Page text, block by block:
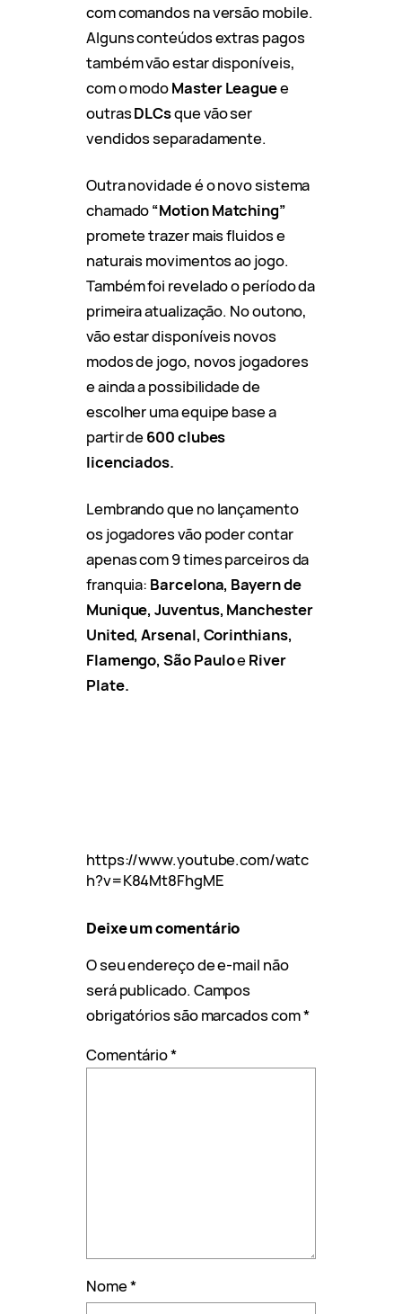
com comandos na versão mobile.
Alguns conteúdos extras pagos
também vão estar disponíveis,
com o modoMaster Leaguee
outrasDLCsque vão ser
vendidos separadamente.
Outra novidade é o novo sistema
chamado“Motion Matching”
promete trazer mais fluidos e
naturais movimentos ao jogo.
Também foi revelado o período da
primeira atualização. No outono,
vão estar disponíveis novos
modos de jogo, novos jogadores
e ainda a possibilidade de
escolher uma equipe base a
partir de600 clubes
licenciados.
Lembrando que no lançamento
os jogadores vão poder contar
apenas com 9 times parceiros da
franquia: Barcelona, Bayern de
Munique, Juventus, Manchester
United, Arsenal, Corinthians,
Flamengo, São PauloeRiver
Plate.
https://www.youtube.com/watc
h?v=K84Mt8FhgME
Deixe um comentário
O seu endereço de e-mail não
será publicado. Campos
obrigatórios são marcados com*
Comentário*
Nome*